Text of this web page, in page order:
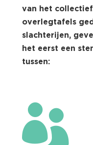
van het
overlegtafels
slachterijen,
het eerst een
tussen:
